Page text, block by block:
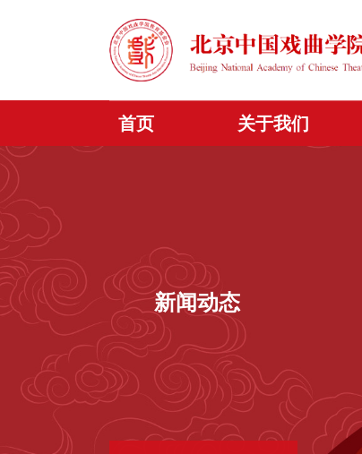
首页 关于我们
新闻动态